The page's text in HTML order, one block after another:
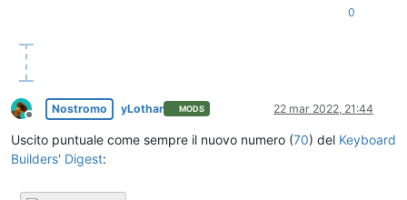
0
Non in linea
Nostromo yLothar MODS 22 mar 2022, 21:44
Uscito puntuale come sempre il nuovo numero (70) del Keyboard
Builders' Digest: